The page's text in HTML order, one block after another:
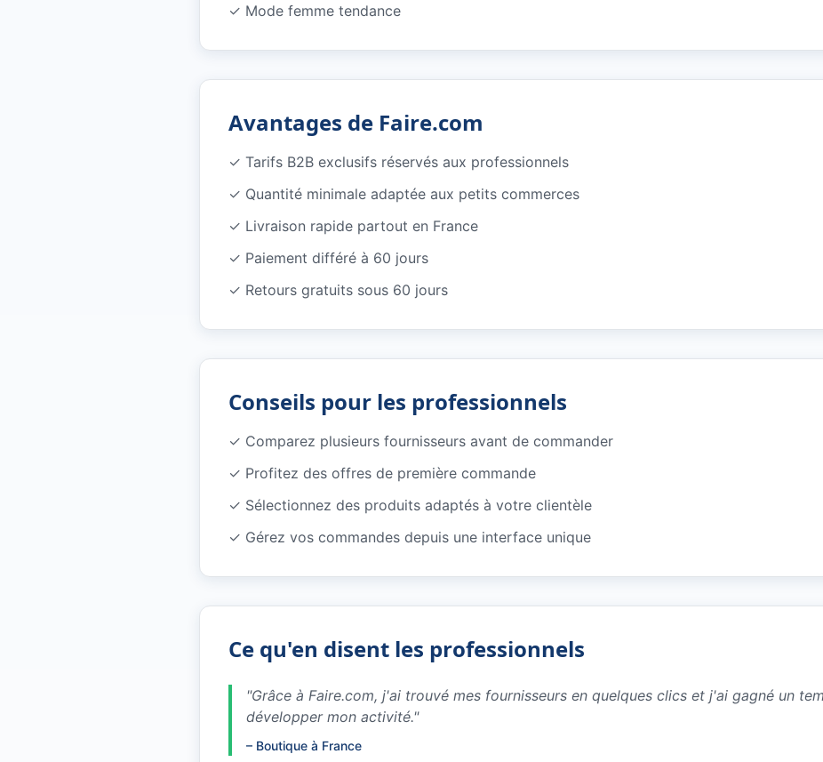
✓ Mode femme tendance
Avantages de Faire.com
✓ Tarifs B2B exclusifs réservés aux professionnels
✓ Quantité minimale adaptée aux petits commerces
✓ Livraison rapide partout en France
✓ Paiement différé à 60 jours
✓ Retours gratuits sous 60 jours
Conseils pour les professionnels
✓ Comparez plusieurs fournisseurs avant de commander
✓ Profitez des offres de première commande
✓ Sélectionnez des produits adaptés à votre clientèle
✓ Gérez vos commandes depuis une interface unique
Ce qu'en disent les professionnels
"Grâce à Faire.com, j'ai trouvé mes fournisseurs en quelques clics et j'ai gagné un
développer mon activité."
– Boutique à France